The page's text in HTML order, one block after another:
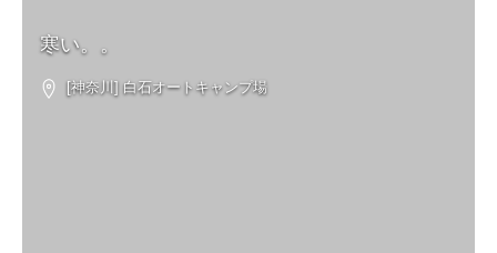
寒い。。
[神奈川] 白石オートキャンプ場